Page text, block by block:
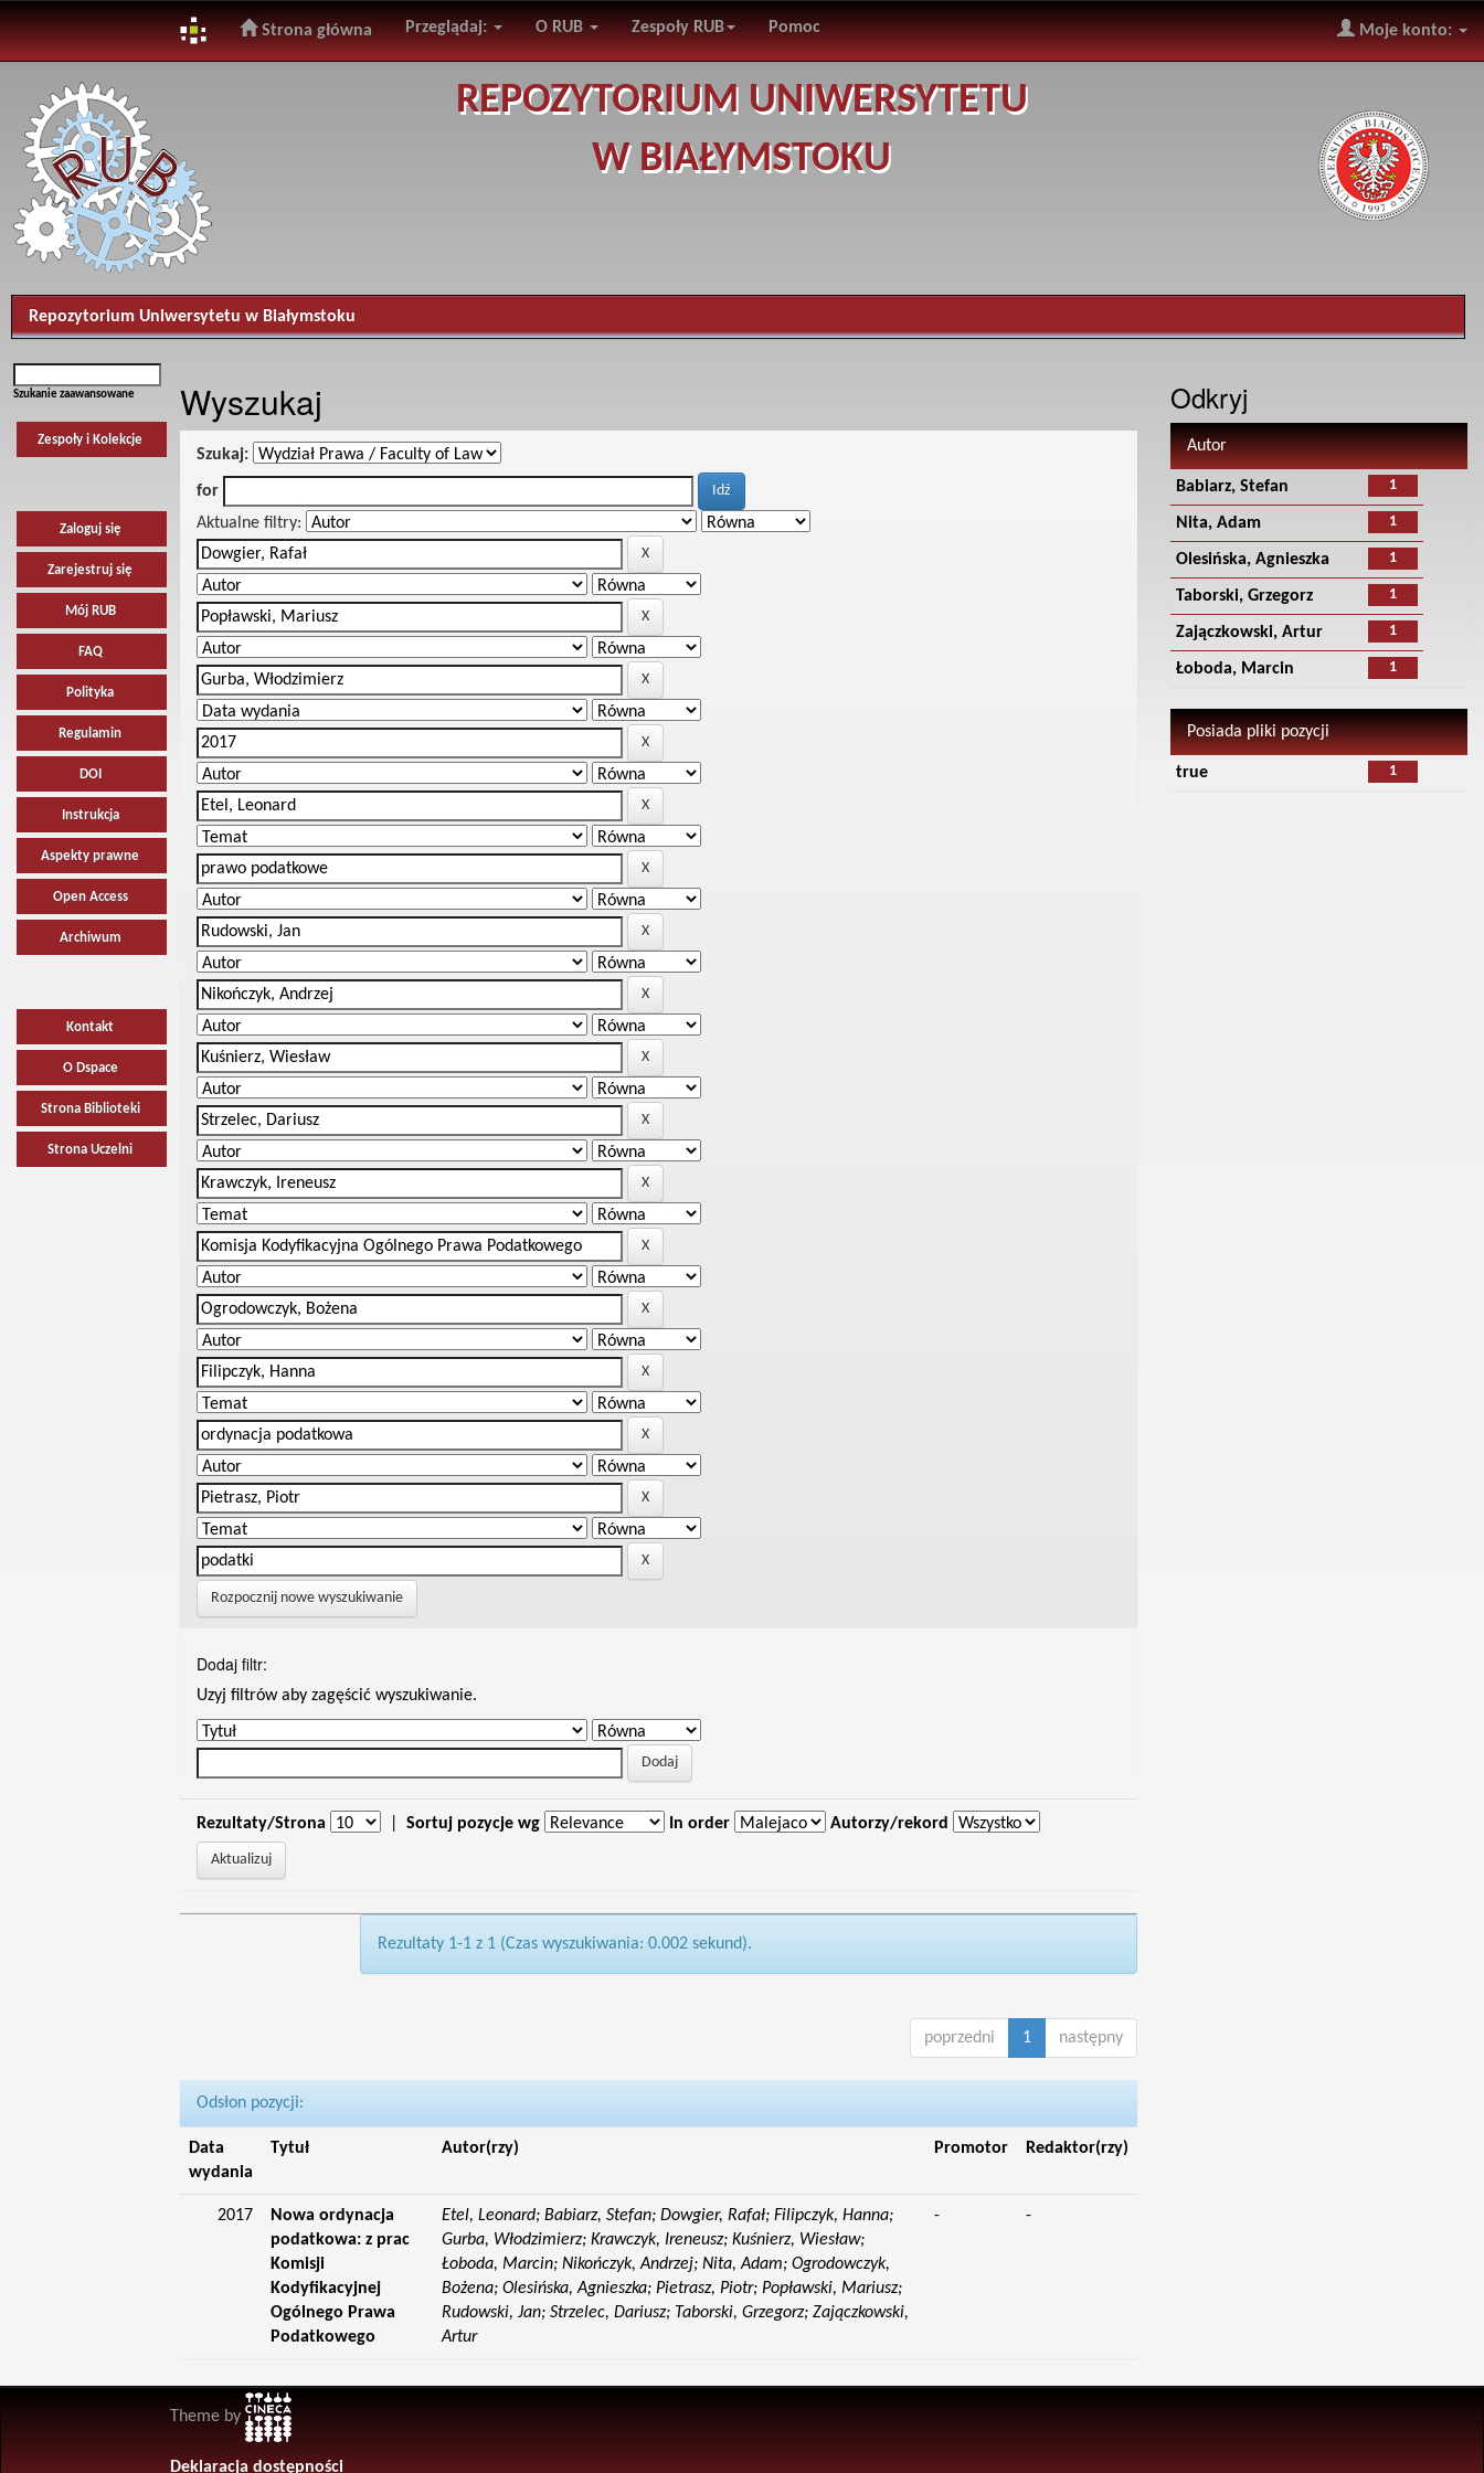
navigation
Strona główna Przeglądaj: O RUB Zespoły RUB Pomoc Moje konto:
REPOZYTORIUM UNIWERSYTETU
W BIAŁYMSTOKU
Repozytorium Uniwersytetu w Białymstoku
Szukanie zaawansowane
Zespoły i Kolekcje
Zaloguj się
Zarejestruj się
Mój RUB
FAQ
Polityka
Regulamin
DOI
Instrukcja
Aspekty prawne
Open Access
Archiwum
Kontakt
O Dspace
Strona Biblioteki
Strona Uczelni
Wyszukaj
Szukaj:
for
Aktualne filtry:
Rozpocznij nowe wyszukiwanie
Dodaj filtr:
Uzyj filtrów aby zagęścić wyszukiwanie.
Rezultaty/Strona Sortuj pozycje wg In order Autorzy/rekord
Rezultaty 1-1 z 1 (Czas wyszukiwania: 0.002 sekund).
poprzedni 1 następny
Odsłon pozycji:
Data
wydania
Tytuł Autor(rzy) Promotor Redaktor(rzy)
2017
Nowa ordynacja
podatkowa: z prac
Komisji
Kodyfikacyjnej
Ogólnego Prawa
Podatkowego
Etel, Leonard; Babiarz, Stefan; Dowgier, Rafał; Filipczyk, Hanna;
Gurba, Włodzimierz; Krawczyk, Ireneusz; Kuśnierz, Wiesław;
Łoboda, Marcin; Nikończyk, Andrzej; Nita, Adam; Ogrodowczyk,
Bożena; Olesińska, Agnieszka; Pietrasz, Piotr; Popławski, Mariusz;
Rudowski, Jan; Strzelec, Dariusz; Taborski, Grzegorz; Zajączkowski,
Artur
- -
Odkryj
Autor
1
Babiarz, Stefan
1
Nita, Adam
1
Olesińska, Agnieszka
1
Taborski, Grzegorz
1
Zajączkowski, Artur
1
Łoboda, Marcin
Posiada pliki pozycji
1
true
Theme by
Deklaracja dostępności